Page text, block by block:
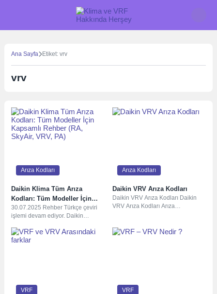
Ana Sayfa Etiket: vrv
vrv
Arıza Kodları
Daikin Klima Tüm Arıza
Kodları: Tüm Modeller İçin
Kapsamlı Rehber (RA, SkyAir,
VRV, PA)
30.07.2025 Rehber Türkçe çeviri
işlemi devam ediyor. Daikin
sisteminizin ekranında aniden
beliren...
Arıza Kodları
Daikin VRV Arıza Kodları
Daikin VRV Arıza Kodları Daikin
VRV Arıza Kodları Arıza
etkinleştirilmişA1EEPROM hatası...
VRF VRF